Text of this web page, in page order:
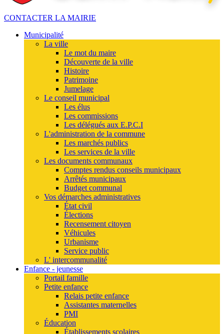
CONTACTER LA MAIRIE
Municipalité
La ville
Le mot du maire
Découverte de la ville
Histoire
Patrimoine
Jumelage
Le conseil municipal
Les élus
Les commissions
Les délégués aux E.P.C.I
L'administration de la commune
Les marchés publics
Les services de la ville
Les documents communaux
Comptes rendus conseils municipaux
Arrêtés municipaux
Budget communal
Vos démarches administratives
État civil
Élections
Recensement citoyen
Véhicules
Urbanisme
Service public
L' intercommunalité
Enfance - jeunesse
Portail famille
Petite enfance
Relais petite enfance
Assistantes maternelles
PMI
Éducation
Établissements scolaires